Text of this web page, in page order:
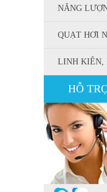
NĂNG
QUẠT HƠI
LINH KIÊN,
HỖ